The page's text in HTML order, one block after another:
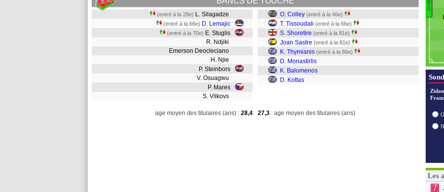
(entré à la 28e) L. Silagadze
(entré à la 66e) D. Lemajic
(entré à la 70e) E. Stuglis
R. Ndjiki
Emerson Deocleciano
H. Njie
P. Steinbors
V. Osuagwu
P. Mares
S. Vilkovs
O. Colley (entré à la 46e)
T. Tissoudali (entré à la 66e)
S. Shoretire (entré à la 81e)
Joan Sastre (entré à la 81e)
K. Thymianis (entré à la 86e)
D. Monastirlis
K. Balomenos
D. Kottas
age moyen des titulaires (ans) : 28,4 27,3 : age moyen des titulaires (ans)
N
I
Q
.
Les
1